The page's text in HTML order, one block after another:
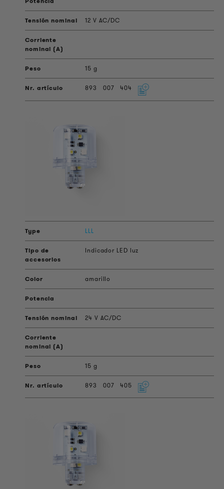
12 V AC/DC
15 g
893 007 404
LLL
Indicador LED luz
amarillo
24 V AC/DC
15 g
893 007 405